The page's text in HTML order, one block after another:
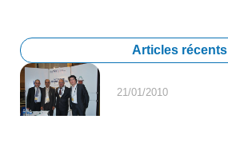
Articles récents
21/01/2010